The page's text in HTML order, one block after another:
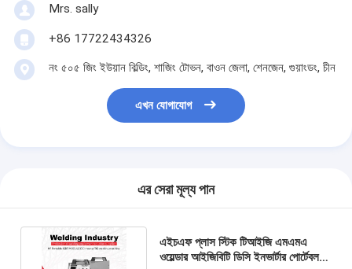
Mrs. sally
+86 17722434326
নং ৫০৫ জিং ইউয়ান বিল্ডিং, শাজিং টোভন, বাওন জেলা, শেনজেন, গুয়াংডং, চীন
এখন যোগাযোগ
এর সেরা মূল্য পান
এইচএফ প্লাস স্টিক টিআইজি এমএমএ
ওয়েল্ডার আইজিবিটি ডিসি ইনভার্টার পোর্টেবল